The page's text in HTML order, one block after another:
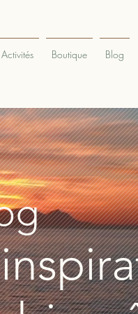
Activités Boutique Blog